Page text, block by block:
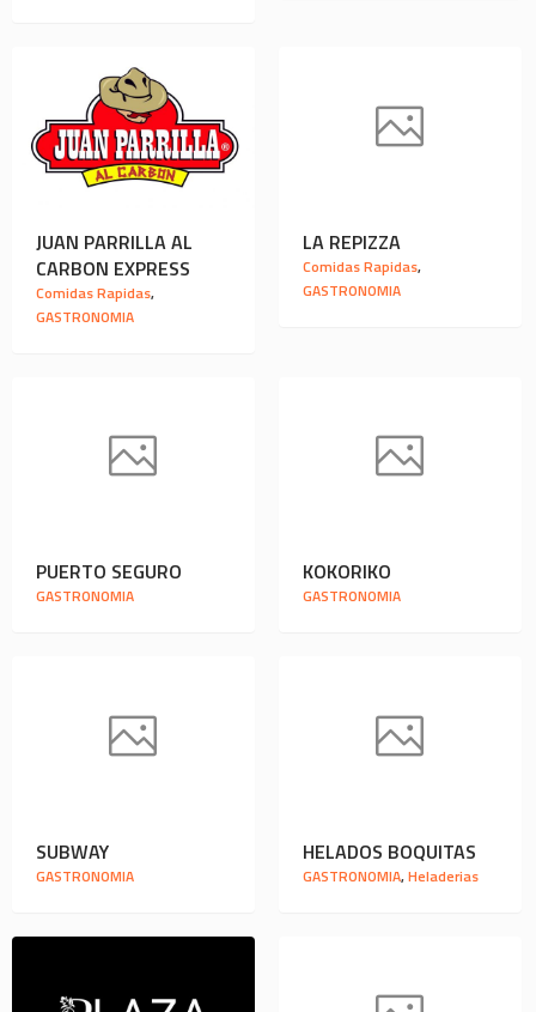
JUAN PARRILLA AL
CARBON EXPRESS
Comidas Rapidas,
GASTRONOMIA
LA REPIZZA
Comidas Rapidas,
GASTRONOMIA
PUERTO SEGURO
GASTRONOMIA
KOKORIKO
GASTRONOMIA
SUBWAY
GASTRONOMIA
HELADOS BOQUITAS
GASTRONOMIA,Heladerias